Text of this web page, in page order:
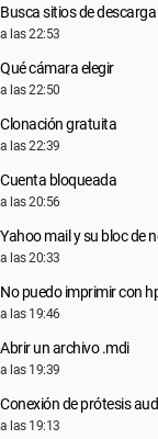
Busca sitios de
a las 22:53
Qué cámara elegir
a las 22:50
Clonación gratuita
a las 22:39
Cuenta bloqueada
a las 20:56
Yahoo mail y su bloc de
a las 20:33
No puedo imprimir con
a las 19:46
Abrir un archivo .mdi
a las 19:39
Conexión de prótesis
a las 19:13